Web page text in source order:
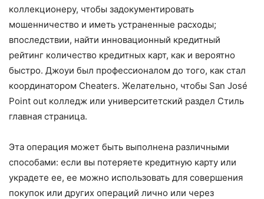
коллекционеру, чтобы задокументировать
мошенничество и иметь устраненные расходы;
впоследствии, найти инновационный кредитный
рейтинг количество кредитных карт, как и вероятно
быстро. Джоуи был профессионалом до того, как стал
координатором Cheaters. Желательно, чтобы San José
Point out колледж или университетский раздел Стиль
главная страница.
Эта операция может быть выполнена различными
способами: если вы потеряете кредитную карту или
украдете ее, ее можно использовать для совершения
покупок или других операций лично или через